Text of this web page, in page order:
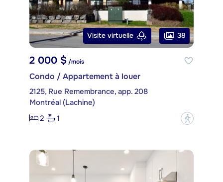
Visite virtuelle 38
2 000 $ /mois
Condo / Appartement à louer
2125, Rue Remembrance, app. 208
Montréal (Lachine)
2
1 ?